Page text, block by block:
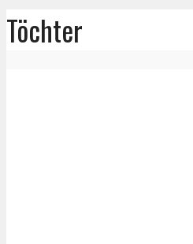
Töchter